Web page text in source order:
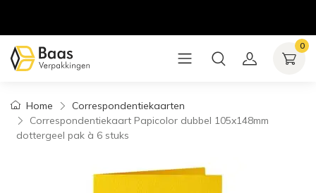
0
Home
Correspondentiekaarten
Correspondentiekaart Papicolor dubbel 105x148mm
dottergeel pak à 6 stuks